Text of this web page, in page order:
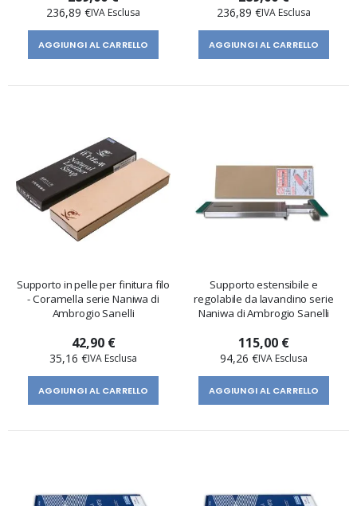
236,89 €
AGGIUNGI AL CARRELLO
236,89 €
AGGIUNGI AL CARRELLO
Supporto in pelle per finitura filo
- Coramella serie Naniwa di
Ambrogio Sanelli
42,90 €
35,16 €
AGGIUNGI AL CARRELLO
Supporto estensibile e
regolabile da lavandino serie
Naniwa di Ambrogio Sanelli
115,00 €
94,26 €
AGGIUNGI AL CARRELLO